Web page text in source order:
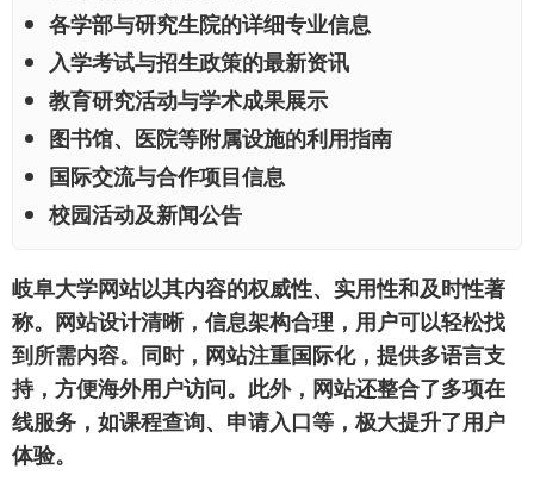
各学部与研究生院的详细专业信息
入学考试与招生政策的最新资讯
教育研究活动与学术成果展示
图书馆、医院等附属设施的利用指南
国际交流与合作项目信息
校园活动及新闻公告
岐阜大学网站以其内容的权威性、实用性和及时性著
称。网站设计清晰，信息架构合理，用户可以轻松找
到所需内容。同时，网站注重国际化，提供多语言支
持，方便海外用户访问。此外，网站还整合了多项在
线服务，如课程查询、申请入口等，极大提升了用户
体验。